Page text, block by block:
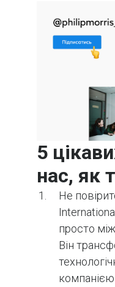
5
нас, як
Не
просто
Він
компанією